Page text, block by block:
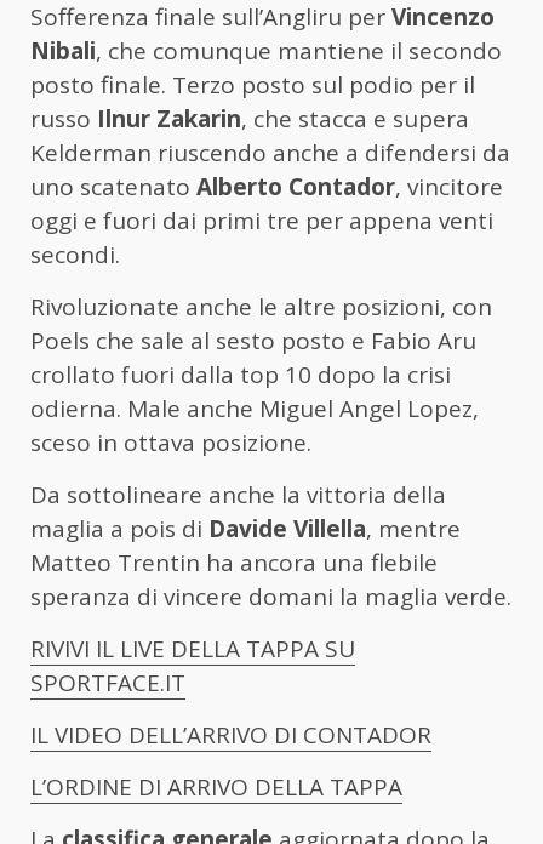
Sofferenza finale sull’Angliru perVincenzo
Nibali, che comunque mantiene il secondo
posto finale. Terzo posto sul podio per il
russo Ilnur Zakarin, che stacca e supera
Kelderman riuscendo anche a difendersi da
uno scatenato Alberto Contador, vincitore
oggi e fuori dai primi tre per appena venti
secondi.
Rivoluzionate anche le altre posizioni, con
Poels che sale al sesto posto e Fabio Aru
crollato fuori dalla top 10 dopo la crisi
odierna. Male anche Miguel Angel Lopez,
sceso in ottava posizione.
Da sottolineare anche la vittoria della
maglia a pois di Davide Villella, mentre
Matteo Trentin ha ancora una flebile
speranza di vincere domani la maglia verde.
RIVIVI IL LIVE DELLA TAPPA SU
SPORTFACE.IT
IL VIDEO DELL’ARRIVO DI CONTADOR
L’ORDINE DI ARRIVO DELLA TAPPA